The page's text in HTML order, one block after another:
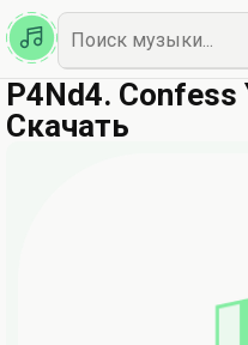
Казахская
Наш Топ
P4Nd4. Confess
Скачать